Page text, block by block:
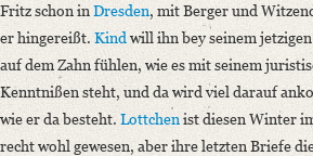
Fritz schon inDresden, mit Berger und
er hingereißt. Kind will ihn bey seinem jetzigen
auf dem Zahn fühlen, wie es mit seinem
Kenntnißen steht, und da wird viel darauf
wie er da besteht. Lottchenist diesen Winter
recht wohl gewesen, aber ihre letzten Briefe